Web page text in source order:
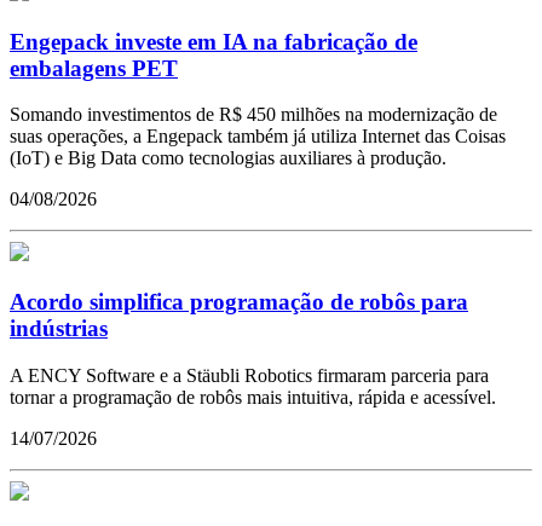
Engepack investe em IA na fabricação de
embalagens PET
Somando investimentos de R$ 450 milhões na modernização de
suas operações, a Engepack também já utiliza Internet das Coisas
(IoT) e Big Data como tecnologias auxiliares à produção.
04/08/2026
Acordo simplifica programação de robôs para
indústrias
A ENCY Software e a Stäubli Robotics firmaram parceria para
tornar a programação de robôs mais intuitiva, rápida e acessível.
14/07/2026